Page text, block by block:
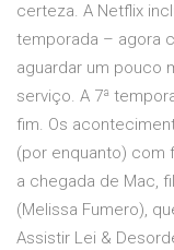
certeza. A Netflix
temporada – agora
aguardar um pouco
serviço. A 7ª
fim. Os
(por enquanto) com
a chegada de Mac,
(Melissa Fumero),
Assistir Lei &